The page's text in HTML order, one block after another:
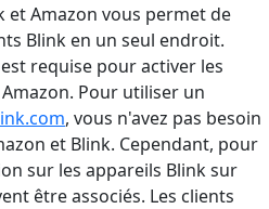
et Amazon vous permet de
Blink en un seul endroit.
requise pour activer les
Pour utiliser un
, vous n'avez pas besoin
et Blink. Cependant, pour
sur les appareils Blink sur
être associés. Les clients